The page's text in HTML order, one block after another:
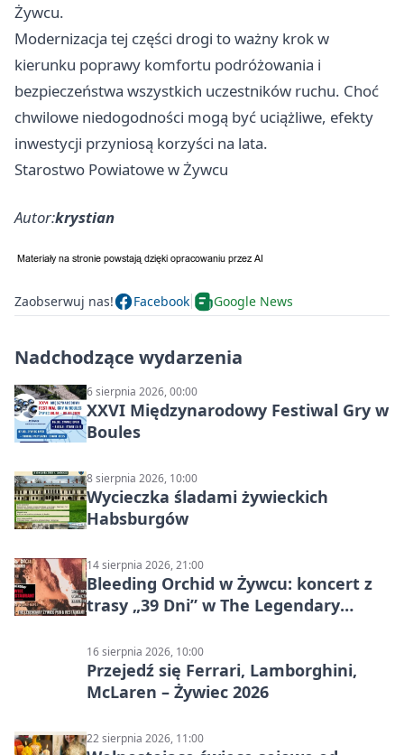
Żywcu.
Modernizacja tej części drogi to ważny krok w
kierunku poprawy komfortu podróżowania i
bezpieczeństwa wszystkich uczestników ruchu. Choć
chwilowe niedogodności mogą być uciążliwe, efekty
inwestycji przyniosą korzyści na lata.
Starostwo Powiatowe w Żywcu
Autor:krystian
Zaobserwuj nas! Facebook Google News
Nadchodzące wydarzenia
6 sierpnia 2026, 00:00
XXVI Międzynarodowy Festiwal Gry w
Boules
8 sierpnia 2026, 10:00
Wycieczka śladami żywieckich
Habsburgów
14 sierpnia 2026, 21:00
Bleeding Orchid w Żywcu: koncert z
trasy „39 Dni” w The Legendary
16 sierpnia 2026, 10:00
Przejedź się Ferrari, Lamborghini,
McLaren – Żywiec 2026
22 sierpnia 2026, 11:00